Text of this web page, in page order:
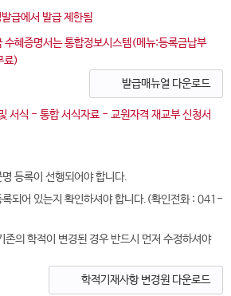
급에서 발급 제한됨
수혜증명서는 통합정보시스템(메뉴:등록금납부
료)
발급매뉴얼 다운로드
서식 - 통합 서식자료 - 교원자격 재교부 신청서
등록이 선행되어야 합니다.
록되어 있는지 확인하셔야 합니다.(확인전화 : 041-
의 학적이 변경된 경우 반드시 먼저 수정하셔야
학적기재사항 변경원 다운로드